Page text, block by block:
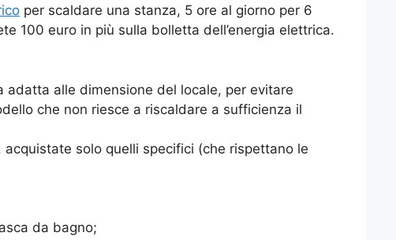
per scaldare una stanza, 5 ore al giorno per 6
100 euro in più sulla bolletta dell’energia elettrica.
adatta alle dimensione del locale, per evitare
che non riesce a riscaldare a sufficienza il
acquistate solo quelli specifici (che rispettano le
da bagno;